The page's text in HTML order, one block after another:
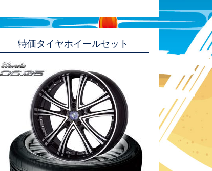
特価タイヤホイールセット